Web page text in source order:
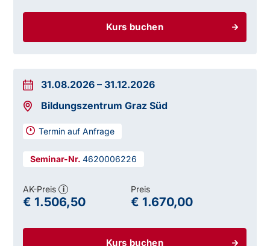
Kurs buchen
31.08.2026 – 31.12.2026
Bildungszentrum Graz Süd
Termin auf Anfrage
4620006226
Kurs buchen
AK-Preis i
€ 1.506,50
Preis
€ 1.670,00